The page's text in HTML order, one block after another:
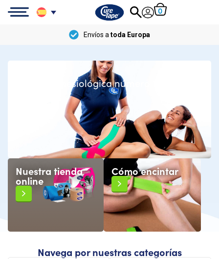
0
Envíogratisa partir de100 €
La cinta kinesiológica número 1
Nuestra tienda
online
Cómo encintar
Navega por nuestras categorías